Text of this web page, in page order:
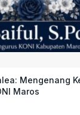
Mengenang
Maros